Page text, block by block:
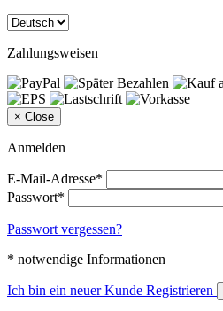
Zahlungsweisen
× Close
Anmelden
E-Mail-Adresse*
Passwort*
Passwort vergessen?
* notwendige Informationen
Ich bin ein neuer Kunde Registrieren